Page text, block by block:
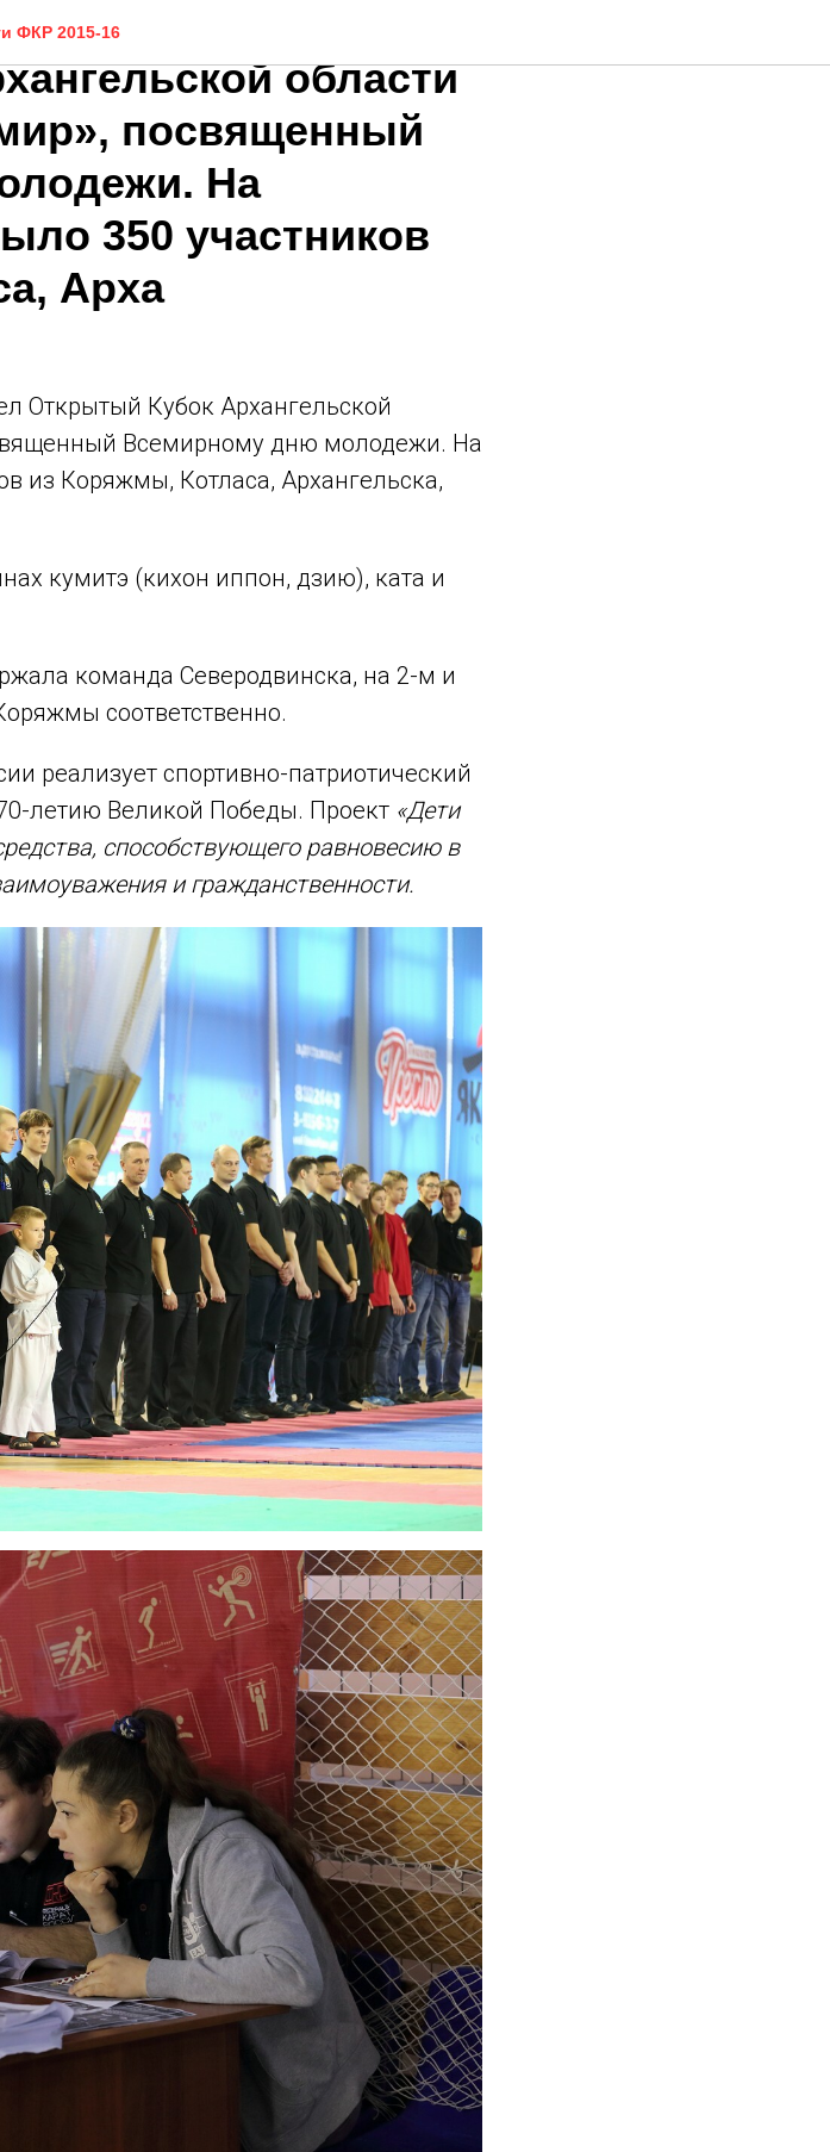
ФКР 2015-16
прошел
области
посвященный
На
350 участников
Арха
Открытый Кубок Архангельской
Всемирному дню молодежи. На
из Коряжмы, Котласа, Архангельска,
кумитэ (кихон иппон, дзию), ката и
команда Северодвинска, на 2-м и
соответственно.
реализует спортивно-патриотический
летию Великой Победы. Проект «Дети
способствующего равновесию в
и гражданственности.